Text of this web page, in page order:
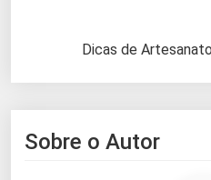
Dicas de
Sobre o Autor